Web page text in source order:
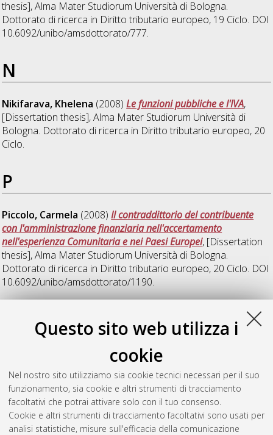
Questo sito web utilizza i
cookie
Nel nostro sito utilizziamo sia cookie tecnici necessari per il suo
funzionamento, sia cookie e altri strumenti di tracciamento
facoltativi che potrai attivare solo con il tuo consenso.
Cookie e altri strumenti di tracciamento facoltativi sono usati per
analisi statistiche, misure sull'efficacia della comunicazione
thesis], Alma Mater Studiorum Università di Bologna.
Dottorato di ricerca in Diritto tributario europeo, 19 Ciclo. DOI
10.6092/unibo/amsdottorato/777.
N
Nikifarava, Khelena (2008)Le funzioni pubbliche e l'IVA,
[Dissertation thesis], Alma Mater Studiorum Università di
Bologna. Dottorato di ricerca in Diritto tributario europeo, 20
Ciclo.
P
Piccolo, Carmela (2008)Il contraddittorio del contribuente
con l'amministrazione finanziaria nell'accertamento
nell'esperienza Comunitaria e nei Paesi Europei, [Dissertation
thesis], Alma Mater Studiorum Università di Bologna.
Dottorato di ricerca in Diritto tributario europeo, 20 Ciclo. DOI
10.6092/unibo/amsdottorato/1190.
(2008)La decadenza nei procedimenti
tributari: profili nazionali e comunitari
Alma Mater Studiorum Università di Bologna. Dottorato di
ricerca inDiritto tributario europeo, 21 Ciclo.
Questa lista e' stata generata ilSat Aug 8 20:40:31 2026